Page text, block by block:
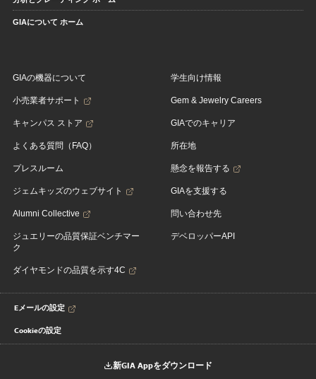
GIAについて ホーム
GIAの機器について
小売業者サポート
キャンパス ストア
よくある質問（FAQ）
プレスルーム
ジェムキッズのウェブサイト
Alumni Collective
ジュエリーの品質保証ベンチマー
ク
ダイヤモンドの品質を示す4C
学生向け情報
Gem & Jewelry Careers
GIAでのキャリア
所在地
懸念を報告する
GIAを支援する
問い合わせ先
デベロッパーAPI
Eメールの設定
Cookieの設定
新GIA Appをダウンロード